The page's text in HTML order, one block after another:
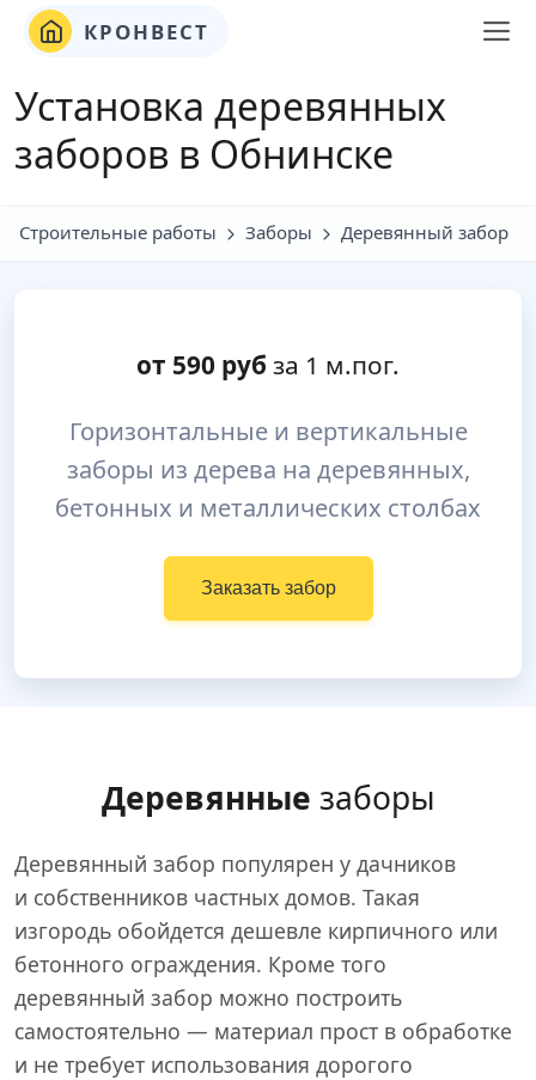
КРОНВЕСТ
Установка деревянных
заборов в Обнинске
Строительные работы Заборы Деревянный забор
от 590 руб за 1 м.пог.
Горизонтальные и вертикальные
заборы из дерева на деревянных,
бетонных и металлических столбах
Заказать забор
Деревянные заборы
Деревянный забор популярен у дачников
и собственников частных домов. Такая
изгородь обойдется дешевле кирпичного или
бетонного ограждения. Кроме того
деревянный забор можно построить
самостоятельно — материал прост в обработке
и не требует использования дорогого